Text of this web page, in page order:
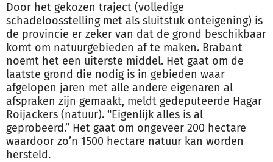
Door het gekozen traject (volledige
schadeloosstelling met als sluitstuk onteigening) is
de provincie er zeker van dat de grond beschikbaar
komt om natuurgebieden af te maken. Brabant
noemt het een uiterste middel. Het gaat om de
laatste grond die nodig is in gebieden waar
afgelopen jaren met alle andere eigenaren al
afspraken zijn gemaakt, meldt gedeputeerde Hagar
Roijackers (natuur). “Eigenlijk alles is al
geprobeerd.” Het gaat om ongeveer 200 hectare
waardoor zo’n 1500 hectare natuur kan worden
hersteld.